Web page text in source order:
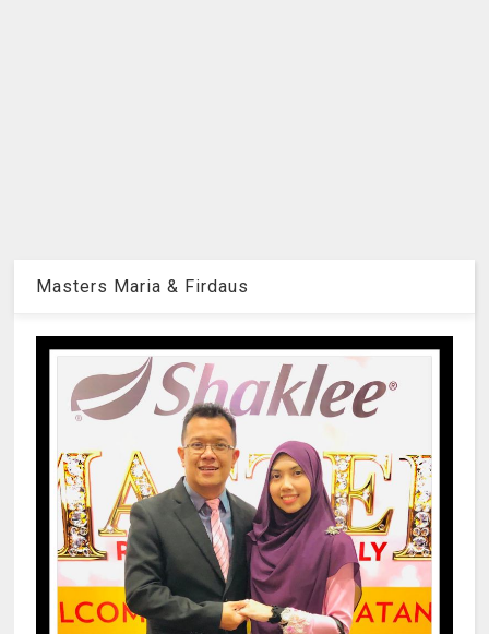
Masters Maria & Firdaus